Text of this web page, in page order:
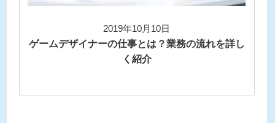
2019年10月10日
ゲームデザイナーの仕事とは？業務の流れを詳し
く紹介